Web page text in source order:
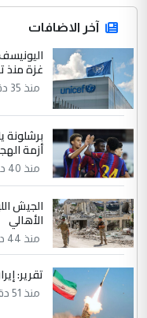
جنسية الرافد
ابا فرات ...
الموضوع :
مضجعيك يابن
سردار
التعليق : واحد
جنسية الرافد
ابا فرات ...
الموضوع :
مضجعيك يابن
التعليق : تحياتي
دقيق ومسؤول؛
آخر الاضافات
غزة منذ
منذ 35 دقيقة
برشلونة
أزمة
منذ 40 دقيقة
الجيش
الأهالي
منذ 44 دقيقة
تقرير:
منذ 51 دقيقة